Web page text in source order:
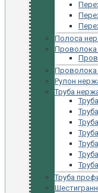
Полоса
Рулон
Труба
Труба